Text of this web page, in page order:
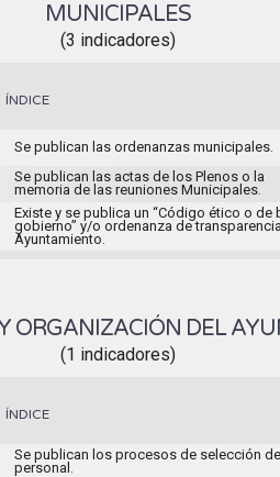
MUNICIPALES
(3 indicadores)
ÍNDICE
Se publican las ordenanzas municipales.
Se publican las actas de los Plenos o la
memoria de las reuniones Municipales.
Existe y se publica un “Código ético o de
gobierno” y/o ordenanza de
Ayuntamiento.
ORGANIZACIÓN DEL
(1 indicadores)
ÍNDICE
Se publican los procesos de selección de
personal.